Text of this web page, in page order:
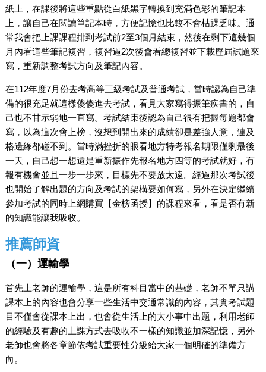
紙上，在課後將這些重點從白紙黑字轉換到充滿色彩的筆記本
上，讓自己在閱讀筆記本時，方便記憶也比較不會枯躁乏味。通
常我會把上課課程排到考試前2至3個月結束，然後在剩下這幾個
月內看這些筆記複習，複習過2次後會看總複習並下載歷屆試題來
寫，重新調整考試方向及筆記內容。
在112年度7月份去考高等三級考試及普通考試，當時認為自己準
備的很充足就這樣傻傻進去考試，看見大家寫得振筆疾書的，自
己也不甘示弱地一直寫。考試結束後認為自己很有把握每題都會
寫，以為這次會上榜，沒想到開出來的成績卻是差強人意，連及
格邊緣都碰不到。當時滿挫折的眼看地方特考報名期限僅剩最後
一天，自己想一想還是重新振作先報名地方四等的考試就好，有
報有機會並且一步一步來，目標先不要放太遠。經過那次考試後
也開始了解出題的方向及考試的架構要如何寫，另外在決定繼續
參加考試的同時上網購買【金榜函授】的課程來看，看是否有新
的知識能讓我吸收。
推薦師資
（一）運輸學
首先上老師的運輸學，這是所有科目當中的基礎，老師不單只講
課本上的內容也會分享一些生活中交通常識的內容，其實考試題
目不僅會從課本上出，也會從生活上的大小事中出題，利用老師
的經驗及有趣的上課方式去吸收不一樣的知識並加深記憶，另外
老師也會將各章節依考試重要性分級給大家一個明確的準備方
向。